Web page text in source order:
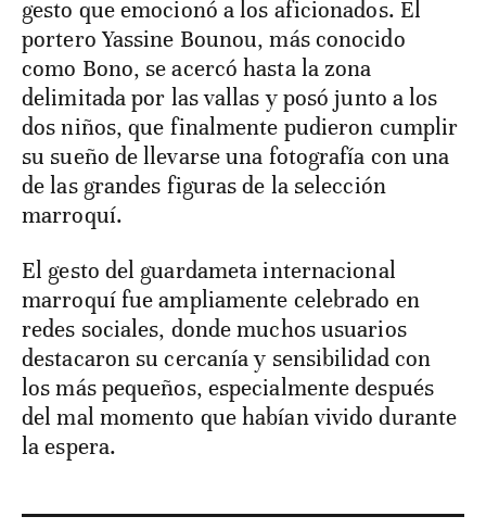
gesto que emocionó a los aficionados. El
portero Yassine Bounou, más conocido
como Bono, se acercó hasta la zona
delimitada por las vallas y posó junto a los
dos niños, que finalmente pudieron cumplir
su sueño de llevarse una fotografía con una
de las grandes figuras de la selección
marroquí.
El gesto del guardameta internacional
marroquí fue ampliamente celebrado en
redes sociales, donde muchos usuarios
destacaron su cercanía y sensibilidad con
los más pequeños, especialmente después
del mal momento que habían vivido durante
la espera.